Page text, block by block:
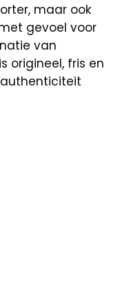
maar ook
gevoel voor
van
origineel, fris en